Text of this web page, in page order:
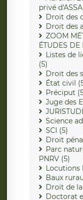
privé
Droit des
Droit des
ZOOM
ÉTUDES DE
Listes de
(5)
Droit des
État civil
Préciput
Juge des
Science
SCI (5)
Droit
Parc
PNRV (5)
Locutions
Baux
Droit de
Doctorat